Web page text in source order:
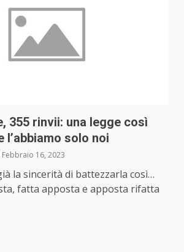
355 rinvii: una legge così
l’abbiamo solo noi
Febbraio 16, 2023
la sincerità di battezzarla così…
fatta apposta e apposta rifatta